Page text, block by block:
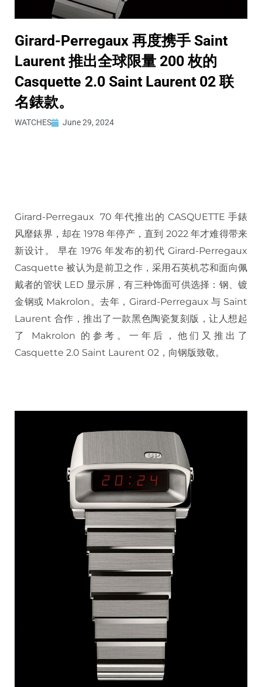
Girard-Perregaux 再度携手 Saint
Laurent 推出全球限量 200 枚的
Casquette 2.0 Saint Laurent 02 联
名錶款。
WATCHES June 29, 2024
Girard-Perregaux 70 年代推出的 CASQUETTE 手錶
风靡錶界，却在 1978 年停产，直到 2022 年才难得带来
新设计。 早在 1976 年发布的初代 Girard-Perregaux
Casquette 被认为是前卫之作，采用石英机芯和面向佩
戴者的管状 LED 显示屏，有三种饰面可供选择：钢、镀
金钢或 Makrolon。去年，Girard-Perregaux 与 Saint
Laurent 合作，推出了一款黑色陶瓷复刻版，让人想起
了 Makrolon 的参考。一年后，他们又推出了
Casquette 2.0 Saint Laurent 02，向钢版致敬。